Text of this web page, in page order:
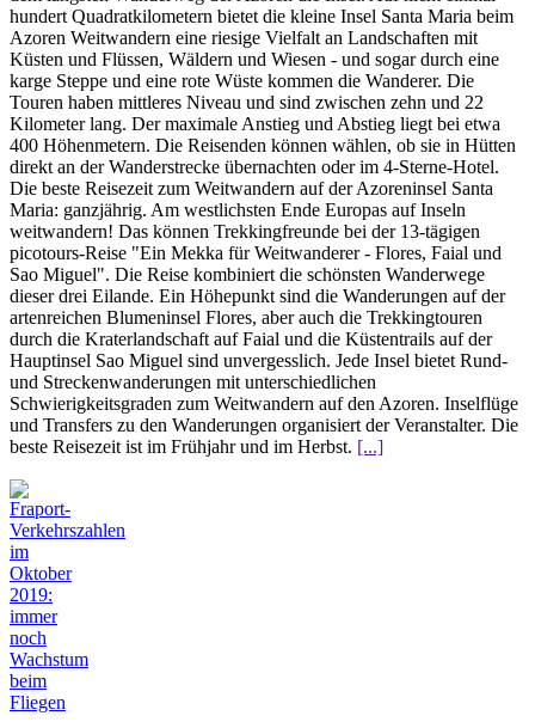
hundert Quadratkilometern bietet die kleine Insel Santa Maria beim
Azoren Weitwandern eine riesige Vielfalt an Landschaften mit
Küsten und Flüssen, Wäldern und Wiesen - und sogar durch eine
karge Steppe und eine rote Wüste kommen die Wanderer. Die
Touren haben mittleres Niveau und sind zwischen zehn und 22
Kilometer lang. Der maximale Anstieg und Abstieg liegt bei etwa
400 Höhenmetern. Die Reisenden können wählen, ob sie in Hütten
direkt an der Wanderstrecke übernachten oder im 4-Sterne-Hotel.
Die beste Reisezeit zum Weitwandern auf der Azoreninsel Santa
Maria: ganzjährig. Am westlichsten Ende Europas auf Inseln
weitwandern! Das können Trekkingfreunde bei der 13-tägigen
picotours-Reise "Ein Mekka für Weitwanderer - Flores, Faial und
Sao Miguel". Die Reise kombiniert die schönsten Wanderwege
dieser drei Eilande. Ein Höhepunkt sind die Wanderungen auf der
artenreichen Blumeninsel Flores, aber auch die Trekkingtouren
durch die Kraterlandschaft auf Faial und die Küstentrails auf der
Hauptinsel Sao Miguel sind unvergesslich. Jede Insel bietet Rund-
und Streckenwanderungen mit unterschiedlichen
Schwierigkeitsgraden zum Weitwandern auf den Azoren. Inselflüge
und Transfers zu den Wanderungen organisiert der Veranstalter. Die
beste Reisezeit ist im Frühjahr und im Herbst. [...]